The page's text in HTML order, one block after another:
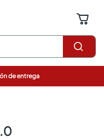
de entrega